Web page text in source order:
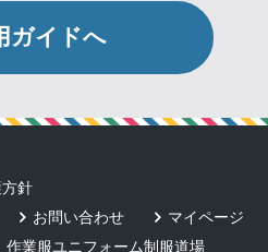
ガイドへ
針
お問い合わせ
マイページ
作業服ユニフォーム制服道場